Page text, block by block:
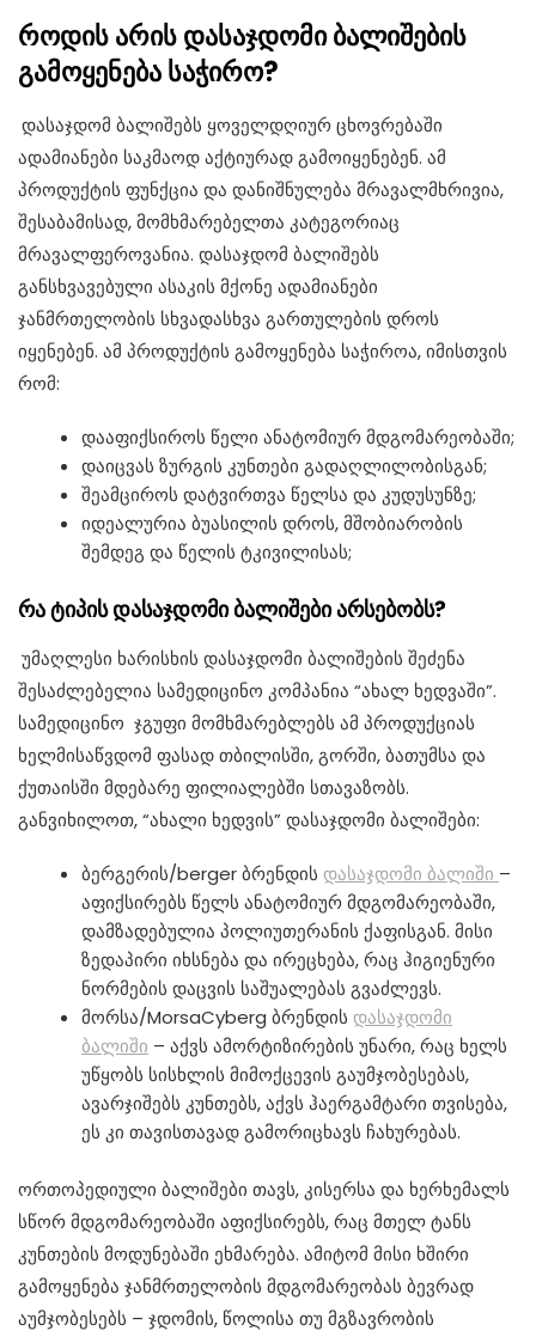
როდისარისდასაჯდომიბალიშების
გამოყენებასაჭირო?
დასაჯდომ ბალიშებს ყოველდღიურ ცხოვრებაში
ადამიანები საკმაოდ აქტიურად გამოიყენებენ. ამ
პროდუქტის ფუნქცია და დანიშნულება მრავალმხრივია,
შესაბამისად, მომხმარებელთა კატეგორიაც
მრავალფეროვანია. დასაჯდომ ბალიშებს
განსხვავებული ასაკის მქონე ადამიანები
ჯანმრთელობის სხვადასხვა გართულების დროს
იყენებენ. ამ პროდუქტის გამოყენება საჭიროა, იმისთვის
რომ:
დააფიქსიროს წელი ანატომიურ მდგომარეობაში;
დაიცვას ზურგის კუნთები გადაღლილობისგან;
შეამციროს დატვირთვა წელსა და კუდუსუნზე;
იდეალურია ბუასილის დროს, მშობიარობის
შემდეგ და წელის ტკივილისას;
რატიპისდასაჯდომიბალიშები არსებობს?
უმაღლესი ხარისხის დასაჯდომი ბალიშების შეძენა
შესაძლებელია სამედიცინო კომპანია “ახალ ხედვაში”.
სამედიცინო ჯგუფი მომხმარებლებს ამ პროდუქციას
ხელმისაწვდომ ფასად თბილისში, გორში, ბათუმსა და
ქუთაისში მდებარე ფილიალებში სთავაზობს.
განვიხილოთ, “ახალი ხედვის” დასაჯდომი ბალიშები:
ბერგერის/berger ბრენდის დასაჯდომი ბალიში –
აფიქსირებს წელს ანატომიურ მდგომარეობაში,
დამზადებულია პოლიუთერანის ქაფისგან. მისი
ზედაპირი იხსნება და ირეცხება, რაც ჰიგიენური
ნორმების დაცვის საშუალებას გვაძლევს.
მორსა/MorsaCyberg ბრენდის დასაჯდომი
ბალიში – აქვს ამორტიზირების უნარი, რაც ხელს
უწყობს სისხლის მიმოქცევის გაუმჯობესებას,
ავარჯიშებს კუნთებს, აქვს ჰაერგამტარი თვისება,
ეს კი თავისთავად გამორიცხავს ჩახურებას.
ორთოპედიული ბალიშები თავს, კისერსა და ხერხემალს
სწორ მდგომარეობაში აფიქსირებს, რაც მთელ ტანს
კუნთების მოდუნებაში ეხმარება. ამიტომ მისი ხშირი
გამოყენება ჯანმრთელობის მდგომარეობას ბევრად
აუმჯობესებს – ჯდომის, წოლისა თუ მგზავრობის